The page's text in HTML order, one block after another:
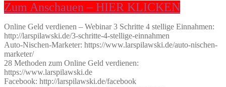
Zum Anschauen – HIER KLICKEN
Online Geld verdienen – Webinar 3 Schritte 4 stellige Einnahmen:
http://larspilawski.de/3-schritte-4-stellige-einnahmen
Auto-Nischen-Marketer: https://www.larspilawski.de/auto-nischen-
marketer/
28 Methoden zum Online Geld verdienen:
https://www.larspilawski.de
Facebook: http://larspilawski.de/facebook